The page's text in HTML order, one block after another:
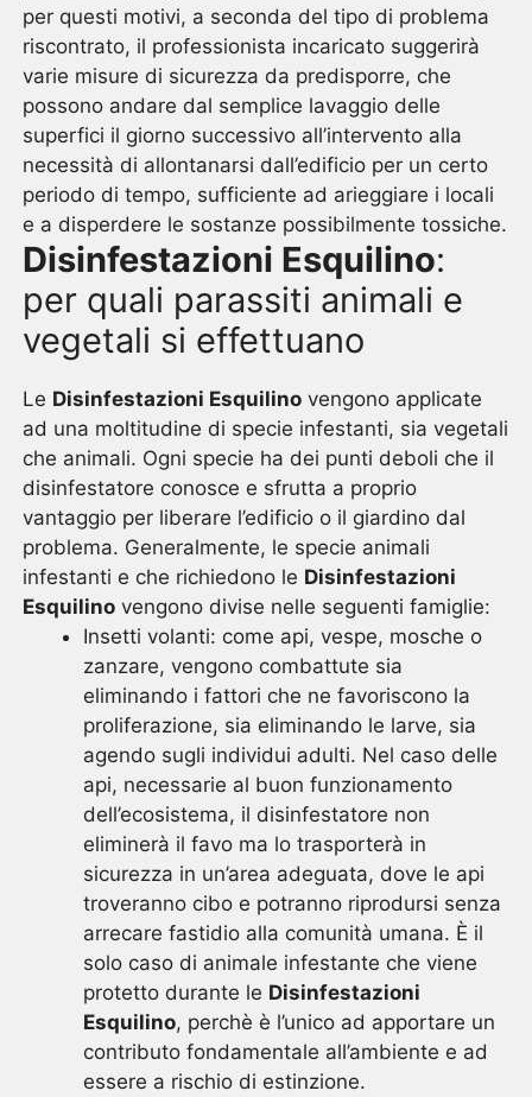
per questi motivi, a seconda del tipo di problema
riscontrato, il professionista incaricato suggerirà
varie misure di sicurezza da predisporre, che
possono andare dal semplice lavaggio delle
superfici il giorno successivo all’intervento alla
necessità di allontanarsi dall’edificio per un certo
periodo di tempo, sufficiente ad arieggiare i locali
e a disperdere le sostanze possibilmente tossiche.
Disinfestazioni Esquilino:
per quali parassiti animali e
vegetali si effettuano
Le Disinfestazioni Esquilino vengono applicate
ad una moltitudine di specie infestanti, sia vegetali
che animali. Ogni specie ha dei punti deboli che il
disinfestatore conosce e sfrutta a proprio
vantaggio per liberare l’edificio o il giardino dal
problema. Generalmente, le specie animali
infestanti e che richiedono le Disinfestazioni
Esquilino vengono divise nelle seguenti famiglie:
Insetti volanti: come api, vespe, mosche o
zanzare, vengono combattute sia
eliminando i fattori che ne favoriscono la
proliferazione, sia eliminando le larve, sia
agendo sugli individui adulti. Nel caso delle
api, necessarie al buon funzionamento
dell’ecosistema, il disinfestatore non
eliminerà il favo ma lo trasporterà in
sicurezza in un’area adeguata, dove le api
troveranno cibo e potranno riprodursi senza
arrecare fastidio alla comunità umana. È il
solo caso di animale infestante che viene
protetto durante le Disinfestazioni
Esquilino, perchè è l’unico ad apportare un
contributo fondamentale all’ambiente e ad
essere a rischio di estinzione.